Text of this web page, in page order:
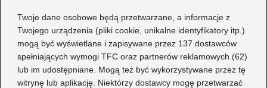
Twoje dane osobowe będą przetwarzane, a informacje z
Twojego urządzenia (pliki cookie, unikalne identyfikatory itp.)
mogą być wyświetlane i zapisywane przez 137 dostawców
spełniających wymogi TFC oraz partnerów reklamowych (62)
lub im udostępniane. Mogą też być wykorzystywane przez tę
witrynę lub aplikację. Niektórzy dostawcy mogę przetwarzać
Wirujący Taniec Jak Kwiaty w Słońcu
Idealne skarpety do granatowego
garnituru i czarnych butów – jak
wybrać?